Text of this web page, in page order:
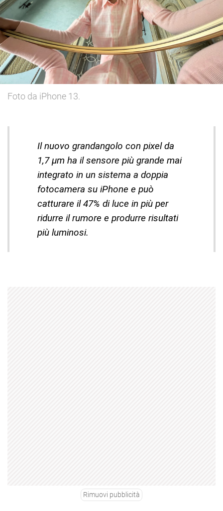
Foto da iPhone 13.
Il nuovo grandangolo con pixel da
1,7 µm ha il sensore più grande mai
integrato in un sistema a doppia
fotocamera su iPhone e può
catturare il 47% di luce in più per
ridurre il rumore e produrre risultati
più luminosi.
Rimuovi pubblicità